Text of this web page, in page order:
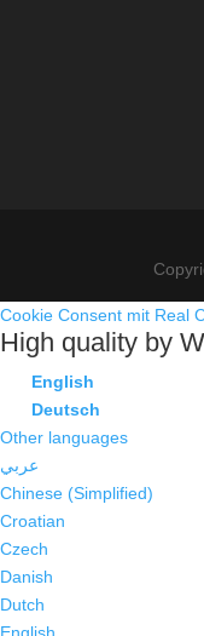
Cookie Consent mit Real
High quality by
English
Deutsch
Other languages
عربي
Chinese (Simplified)
Croatian
Czech
Danish
Dutch